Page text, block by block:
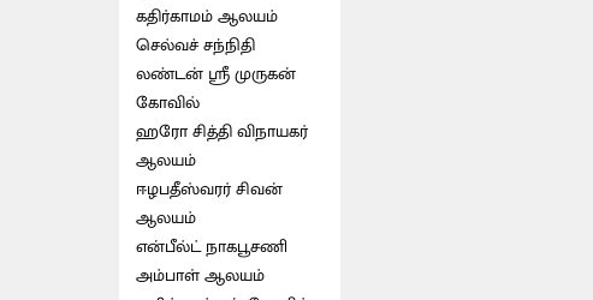
கதிர்காமம் ஆலயம்
செல்வச் சந்நிதி
லண்டன் ஸ்ரீ முருகன்
கோவில்
ஹரோ சித்தி விநாயகர்
ஆலயம்
ஈழபதீஸ்வரர் சிவன்
ஆலயம்
என்பீல்ட் நாகபூசணி
அம்பாள் ஆலயம்